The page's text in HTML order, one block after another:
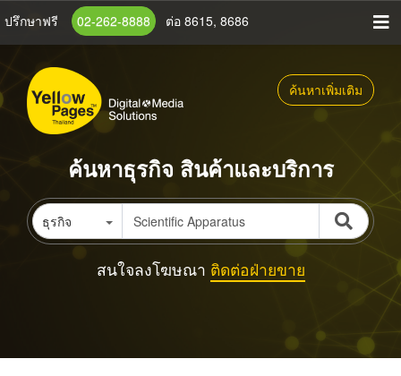
ข้าม
เนื้อหา
หลัก
ปรึกษาฟรี 02-262-8888 ต่อ 8615, 8686
ค้นหาเพิ่มเติม
ค้นหาธุรกิจ สินค้าและบริการ
ธุรกิจ
สนใจลงโฆษณา ติดต่อฝ่ายขาย